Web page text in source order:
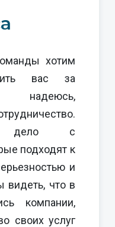
хотим
вас за
надеюсь,
дело с
подходят к
и
видеть, что в
компании,
своих услуг